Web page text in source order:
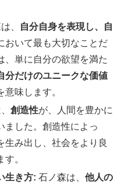
、
自分自身を表現し、自
おいて最も大切なことだ
、単に自分の欲望を満た
分だけのユニークな価値
意味します。
創造性が、人間を豊かに
ました。創造性によっ
生み出し、社会をより良
。
生き方: 石ノ森は、他人の